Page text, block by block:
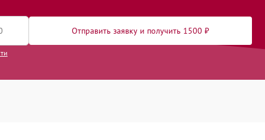
Отправить заявку и получить 1500 ₽